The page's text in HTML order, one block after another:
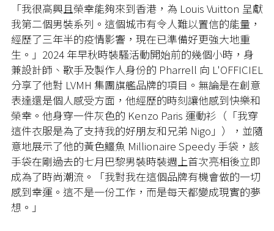
「我很高興且榮幸能夠來到香港，為 Louis Vuitton 呈獻
我第二個男裝系列。這個城市有令人難以置信的能量，
經歷了三年半的疫情影響，現在已準備好更強大地重
生。」2024 年早秋時裝騷活動開始前的幾個小時，身
兼設計師、歌手及製作人身份的 Pharrell 向 L'OFFICIEL
分享了他對 LVMH 集團旗艦品牌的項目。無論是在創意
表達還是個人感受方面，他經歷的時刻讓他感到快樂和
榮幸。他身穿一件灰色的 Kenzo Paris 運動衫（「我穿
這件衣服是為了支持我的好朋友和兄弟 Nigo」），並隨
意地展示了他的黃色鱷魚 Millionaire Speedy 手袋，該
手袋在剛過去的七月巴黎男裝時裝週上首次亮相後立即
成為了時尚潮流。「我對我在這個品牌有機會做的一切
感到幸運。這不是一份工作，而是每天都變成現實的夢
想。」